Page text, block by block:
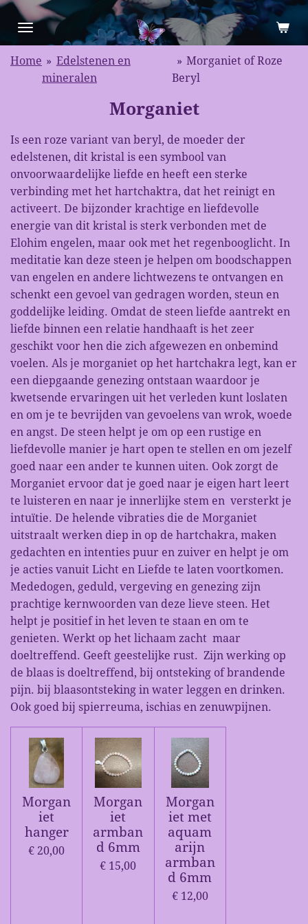
Ga
direct
naar
de
hoofdinhoud
Home » Edelstenen en
mineralen
» Morganiet of Roze
Beryl
Morganiet
Is een roze variant van beryl, de moeder der
edelstenen, dit kristal is een symbool van
onvoorwaardelijke liefde en heeft een sterke
verbinding met het hartchaktra, dat het reinigt en
activeert. De bijzonder krachtige en liefdevolle
energie van dit kristal is sterk verbonden met de
Elohim engelen, maar ook met het regenbooglicht. In
meditatie kan deze steen je helpen om boodschappen
van engelen en andere lichtwezens te ontvangen en
schenkt een gevoel van gedragen worden, steun en
goddelijke leiding. Omdat de steen liefde aantrekt en
liefde binnen een relatie handhaaft is het zeer
geschikt voor hen die zich afgewezen en onbemind
voelen. Als je morganiet op het hartchakra legt, kan er
een diepgaande genezing ontstaan waardoor je
kwetsende ervaringen uit het verleden kunt loslaten
en om je te bevrijden van gevoelens van wrok, woede
en angst. De steen helpt je om op een rustige en
liefdevolle manier je hart open te stellen en om jezelf
goed naar een ander te kunnen uiten. Ook zorgt de
Morganiet ervoor dat je goed naar je eigen hart leert
te luisteren en naar je innerlijke stem en versterkt je
intuïtie. De helende vibraties die de Morganiet
uitstraalt werken diep in op de hartchakra, maken
gedachten en intenties puur en zuiver en helpt je om
je acties vanuit Licht en Liefde te laten voortkomen.
Mededogen, geduld, vergeving en genezing zijn
prachtige kernwoorden van deze lieve steen. Het
helpt je positief in het leven te staan en om te
genieten. Werkt op het lichaam zacht maar
doeltreffend. Geeft geestelijke rust. Zijn werking op
de blaas is doeltreffend, bij ontsteking of brandende
pijn. bij blaasontsteking in water leggen en drinken.
Ook goed bij spierreuma, ischias en zenuwpijnen.
Morgan
iet
hanger
€ 20,00
Morgan
iet
armban
d 6mm
€ 15,00
Morgan
iet met
aquam
arijn
armban
d 6mm
€ 12,00